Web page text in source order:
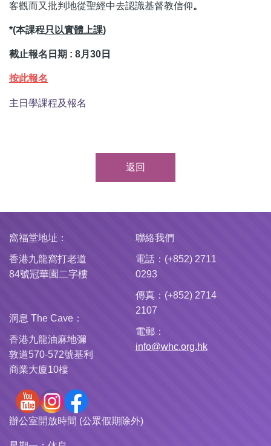
客觀而又批判地從聖經中去認識基督教信仰。
*(本課程只以實體上課)
截止報名日期 : 8月30日
按此報名
主日學課程及報名
返回
窩福堂地址：
香港九龍窩打老道
84號冠華園二字樓
洞息 The Cave：
香港九龍油麻地彌
敦道570-572號基利
商業大廈10樓
聯絡我們
電話：(+852) 2711
0293
傳真：(+852) 2714
2107
電郵：
info@whc.org.hk
辦公室開放時間 (公眾假期除外)